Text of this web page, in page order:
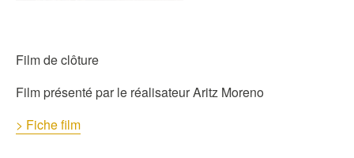
Film de clôture
Film présenté par le réalisateur Aritz Moreno
> Fiche film